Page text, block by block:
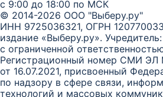
с 9:00 до 18:00 по МСК
© 2014-2026 ООО "Выберу.ру"
ИНН 9725036321, ОГРН
издание «Выберу.ру».
с ограниченной
Регистрационный номер СМИ
от 16.07.2021, присвоенный
по надзору в сфере связи,
технологий и массовых